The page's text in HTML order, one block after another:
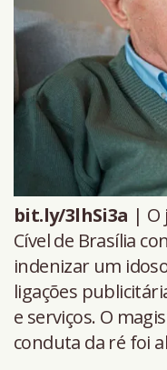
bit.ly/3lhSi3a | O
Cível de Brasília
indenizar um
ligações
e serviços. O
conduta da ré foi